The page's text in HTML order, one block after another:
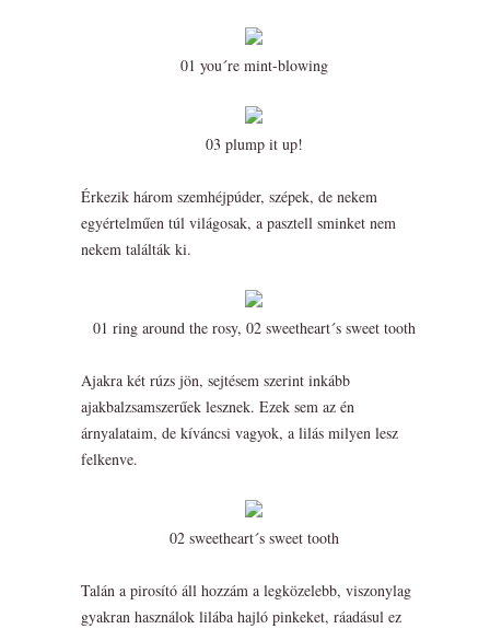
01 you´re mint-blowing
03 plump it up!
Érkezik három szemhéjpúder, szépek, de nekem
egyértelműen túl világosak, a pasztell sminket nem
nekem találták ki.
01 ring around the rosy, 02 sweetheart´s sweet tooth
Ajakra két rúzs jön, sejtésem szerint inkább
ajakbalzsamszerűek lesznek. Ezek sem az én
árnyalataim, de kíváncsi vagyok, a lilás milyen lesz
felkenve.
02 sweetheart´s sweet tooth
Talán a pirosító áll hozzám a legközelebb, viszonylag
gyakran használok lilába hajló pinkeket, ráadásul ez